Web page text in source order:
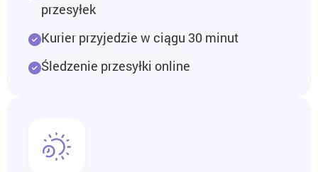
przesyłek
Kurier przyjedzie w ciągu 30 minut
Śledzenie przesyłki online